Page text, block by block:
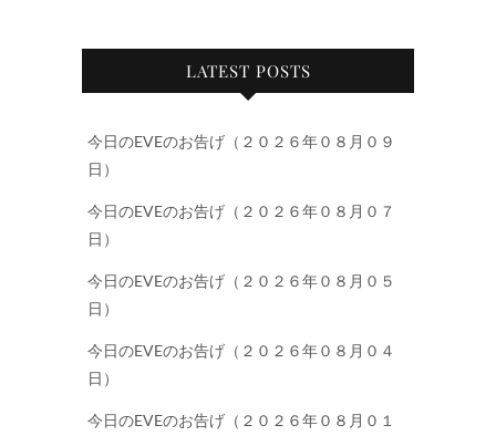
LATEST POSTS
今日のEVEのお告げ（２０２６年０８月０９
日）
今日のEVEのお告げ（２０２６年０８月０７
日）
今日のEVEのお告げ（２０２６年０８月０５
日）
今日のEVEのお告げ（２０２６年０８月０４
日）
今日のEVEのお告げ（２０２６年０８月０１